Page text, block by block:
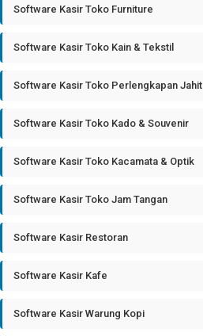
Software Kasir Toko Furniture
Software Kasir Toko Kain & Tekstil
Software Kasir Toko Perlengkapan Jahit
Software Kasir Toko Kado & Souvenir
Software Kasir Toko Kacamata & Optik
Software Kasir Toko Jam Tangan
Software Kasir Restoran
Software Kasir Kafe
Software Kasir Warung Kopi